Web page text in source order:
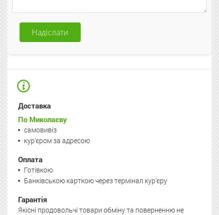
Надіслати
Доставка
По Миколаєву
самовивіз
кур'єром за адресою
Оплата
Готівкою
Банківською карткою через термінал кур'єру
Гарантія
Якісні продовольчі товари обміну та поверненню не